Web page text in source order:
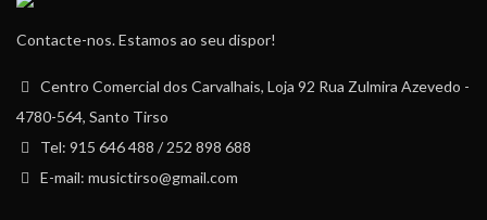
Contacte-nos. Estamos ao seu dispor!
Centro Comercial dos Carvalhais, Loja 92 Rua Zulmira Azevedo -
4780-564, Santo Tirso
Tel: 915 646 488 / 252 898 688
E-mail: musictirso@gmail.com